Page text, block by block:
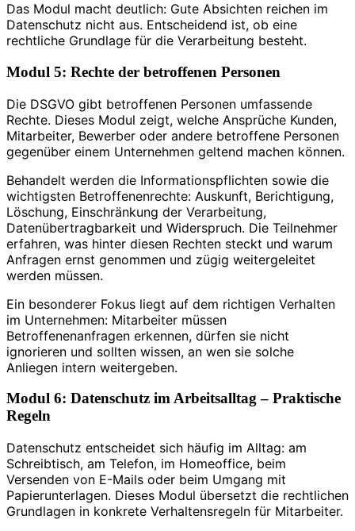
Das Modul macht deutlich: Gute Absichten reichen im
Datenschutz nicht aus. Entscheidend ist, ob eine
rechtliche Grundlage für die Verarbeitung besteht.
Modul 5: Rechte der betroffenen Personen
Die DSGVO gibt betroffenen Personen umfassende
Rechte. Dieses Modul zeigt, welche Ansprüche Kunden,
Mitarbeiter, Bewerber oder andere betroffene Personen
gegenüber einem Unternehmen geltend machen können.
Behandelt werden die Informationspflichten sowie die
wichtigsten Betroffenenrechte: Auskunft, Berichtigung,
Löschung, Einschränkung der Verarbeitung,
Datenübertragbarkeit und Widerspruch. Die Teilnehmer
erfahren, was hinter diesen Rechten steckt und warum
Anfragen ernst genommen und zügig weitergeleitet
werden müssen.
Ein besonderer Fokus liegt auf dem richtigen Verhalten
im Unternehmen: Mitarbeiter müssen
Betroffenenanfragen erkennen, dürfen sie nicht
ignorieren und sollten wissen, an wen sie solche
Anliegen intern weitergeben.
Modul 6: Datenschutz im Arbeitsalltag – Praktische
Regeln
Datenschutz entscheidet sich häufig im Alltag: am
Schreibtisch, am Telefon, im Homeoffice, beim
Versenden von E-Mails oder beim Umgang mit
Papierunterlagen. Dieses Modul übersetzt die rechtlichen
Grundlagen in konkrete Verhaltensregeln für Mitarbeiter.